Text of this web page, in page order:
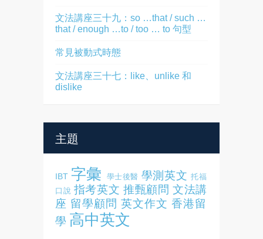
文法講座三十九：so …that / such …
that / enough …to / too … to 句型
常見被動式時態
文法講座三十七：like、unlike 和
dislike
主題
IBT 字彙 學士後醫 學測英文 托福
口說 指考英文 推甄顧問 文法講
座 留學顧問 英文作文 香港留
學 高中英文